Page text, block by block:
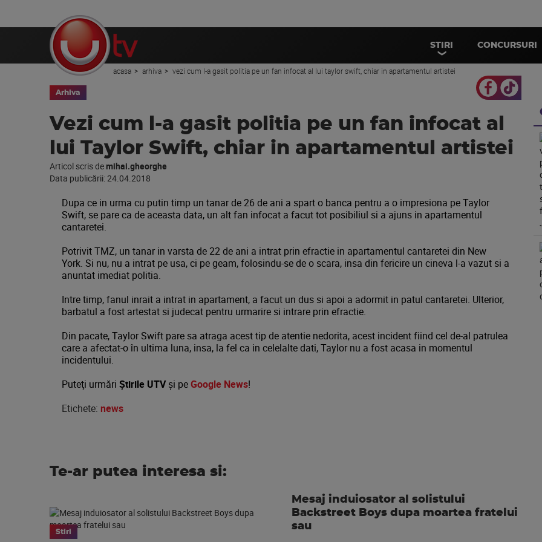
STIRI CONCURSURI
acasa arhiva vezi cum l-a gasit politia pe un fan infocat al lui taylor swift, chiar in apartamentul artistei
Arhiva
Vezi cum l-a gasit politia pe un fan infocat al
lui Taylor Swift, chiar in apartamentul artistei
Articol scris demihai.gheorghe
Data publicării:24.04.2018
Dupa ce in urma cu putin timp un tanar de 26 de ani a spart o banca pentru a o impresiona pe Taylor
Swift, se pare ca de aceasta data, un alt fan infocat a facut tot posibiliul si a ajuns in apartamentul
cantaretei.
Potrivit TMZ, un tanar in varsta de 22 de ani a intrat prin efractie in apartamentul cantaretei din New
York. Si nu, nu a intrat pe usa, ci pe geam, folosindu-se de o scara, insa din fericire un cineva l-a vazut si a
anuntat imediat politia.
Intre timp, fanul inrait a intrat in apartament, a facut un dus si apoi a adormit in patul cantaretei. Ulterior,
barbatul a fost artestat si judecat pentru urmarire si intrare prin efractie.
Din pacate, Taylor Swift pare sa atraga acest tip de atentie nedorita, acest incident fiind cel de-al patrulea
care a afectat-o ​​în ultima luna, insa, la fel ca in celelalte dati, Taylor nu a fost acasa in momentul
incidentului.
Puteţi urmări Știrile UTVşi peGoogle News!
Etichete: news
Te-ar putea interesa si:
Stiri
Mesaj induiosator al solistului
Backstreet Boys dupa moartea fratelui
sau